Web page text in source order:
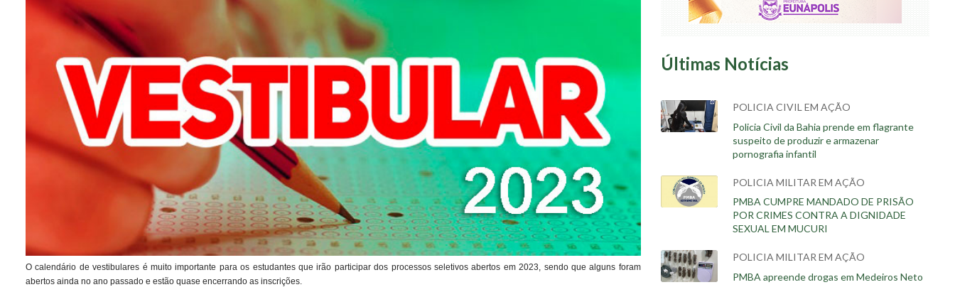
O calendário de vestibulares é muito importante para os estudantes que irão participar dos processos seletivos abertos em 2023, sendo que alguns foram
abertos ainda no ano passado e estão quase encerrando as inscrições.
Últimas Notícias
POLICIA CIVIL EM AÇÃO
Policia Civil da Bahia prende em flagrante
suspeito de produzir e armazenar
pornografia infantil
POLICIA MILITAR EM AÇÃO
PMBA CUMPRE MANDADO DE PRISÃO
POR CRIMES CONTRA A DIGNIDADE
SEXUAL EM MUCURI
POLICIA MILITAR EM AÇÃO
PMBA apreende drogas em Medeiros Neto